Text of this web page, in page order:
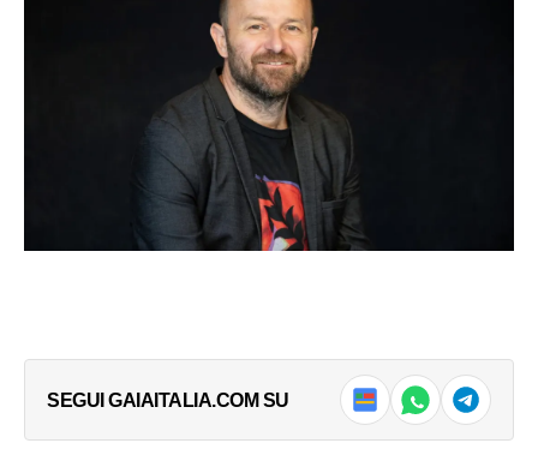
Teatro Carcano il 19 febbraio
In "Milano Spettacoli & TV"
Lombardia, 19enne muore sul
lavoro per il caldo
SEGUI GAIAITALIA.COM SU